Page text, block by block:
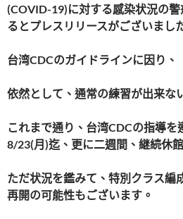
(COVID-19)に対する感染状況の
るとプレスリリースがございまし
台湾CDCのガイドラインに因り、
依然として、通常の練習が出来な
これまで通り、台湾CDCの指導を
8/23(月 )迄、更に二週間、継続休
ただ状況を鑑みて、特別クラス編
再開の可能性もございます。